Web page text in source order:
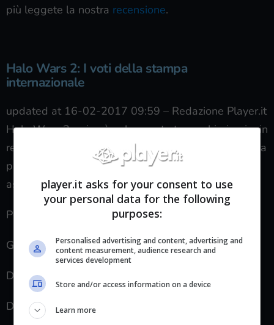
più leggete la nostra recensione.
Halo Wars 2: I voti della stampa
internazionale
updated at 16-02-2017 09:59 – Redazione Player.it
Halo Wars 2 arriverà sul mercato tra pochi giorni e in
rete sono già state pubblicate le prime recensioni da
parte della stampa internazionale. Ecco i voti
assegnati finora al gioco:
Polygon – 8
GamesRadar+ – 3/5
Destructoid – 7
Digital Trends – 3/5
player.it asks for your consent to use
your personal data for the following
purposes:
Personalised advertising and content, advertising and
content measurement, audience research and
services development
Store and/or access information on a device
Learn more